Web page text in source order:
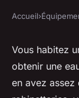
ÉQUIPEMENT
Quels
les
Accueil›
Vous habitez
obtenir une
en avez